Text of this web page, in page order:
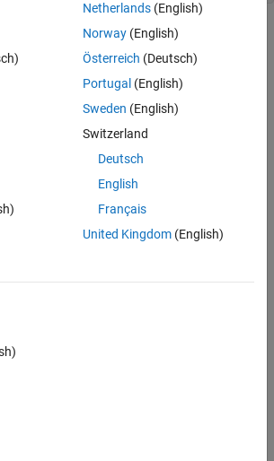
contains the following content:
, for the C/C++ source code.
, for the C/C++ header files and
object for sink blocks,
object for source blocks,
you will
Netherlands(English)
Norway(English)
Österreich (Deutsch)
Portugal (English)
Sweden (English)
Switzerland
Deutsch
English
Français
United Kingdom(English)